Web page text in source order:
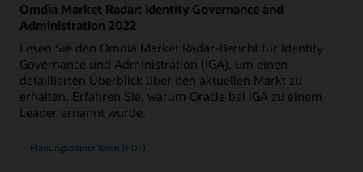
Omdia Market Radar: Identity Governance and
Administration 2022
Lesen Sie den Omdia Market Radar-Bericht für Identity
Governance und Administration (IGA), um einen
detaillierten Überblick über den aktuellen Markt zu
erhalten. Erfahren Sie, warum Oracle bei IGA zu einem
Leader ernannt wurde.
Planungspapier lesen (PDF)